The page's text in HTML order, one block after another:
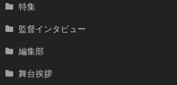
特集
監督インタビュー
編集部
舞台挨拶